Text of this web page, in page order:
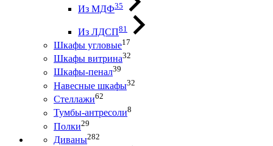
Из МДФ35
Из ЛДСП81
Шкафы угловые17
Шкафы витрина32
Шкафы-пенал39
Навесные шкафы32
Стеллажи62
Тумбы-антресоли8
Полки29
Диваны282